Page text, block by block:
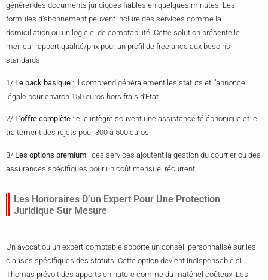
générer des documents juridiques fiables en quelques minutes. Les
formules d’abonnement peuvent inclure des services comme la
domiciliation ou un logiciel de comptabilité. Cette solution présente le
meilleur rapport qualité/prix pour un profil de freelance aux besoins
standards.
1/ Le pack basique : il comprend généralement les statuts et l’annonce
légale pour environ 150 euros hors frais d’État.
2/ L’offre complète : elle intègre souvent une assistance téléphonique et le
traitement des rejets pour 300 à 500 euros.
3/ Les options premium : ces services ajoutent la gestion du courrier ou des
assurances spécifiques pour un coût mensuel récurrent.
Les Honoraires D’un Expert Pour Une Protection
Juridique Sur Mesure
Un avocat ou un expert-comptable apporte un conseil personnalisé sur les
clauses spécifiques des statuts. Cette option devient indispensable si
Thomas prévoit des apports en nature comme du matériel coûteux. Les